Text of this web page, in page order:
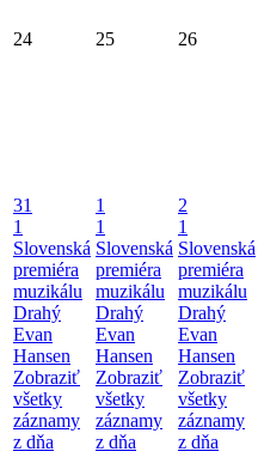
24 25 26
31
1
Slovenská
premiéra
muzikálu
Drahý
Evan
Hansen
Zobraziť
všetky
záznamy
z dňa
1
1
Slovenská
premiéra
muzikálu
Drahý
Evan
Hansen
Zobraziť
všetky
záznamy
z dňa
2
1
Slovenská
premiéra
muzikálu
Drahý
Evan
Hansen
Zobraziť
všetky
záznamy
z dňa